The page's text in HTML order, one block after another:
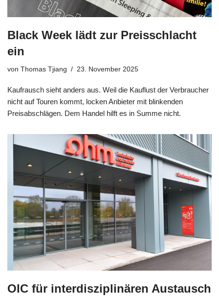
Black Week lädt zur Preisschlacht
ein
von Thomas Tjiang 23. November 2025
Kaufrausch sieht anders aus. Weil die Kauflust der Verbraucher
nicht auf Touren kommt, locken Anbieter mit blinkenden
Preisabschlägen. Dem Handel hilft es in Summe nicht.
OIC für interdisziplinären Austausch